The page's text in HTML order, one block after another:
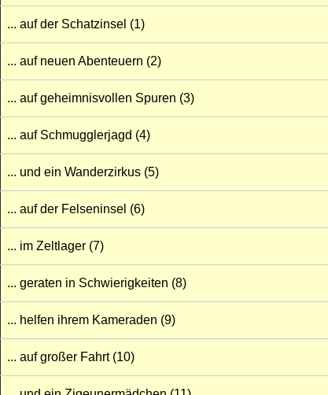
... auf der Schatzinsel (1)
... auf neuen Abenteuern (2)
... auf geheimnisvollen Spuren (3)
... auf Schmugglerjagd (4)
... und ein Wanderzirkus (5)
... auf der Felseninsel (6)
... im Zeltlager (7)
... geraten in Schwierigkeiten (8)
... helfen ihrem Kameraden (9)
... auf großer Fahrt (10)